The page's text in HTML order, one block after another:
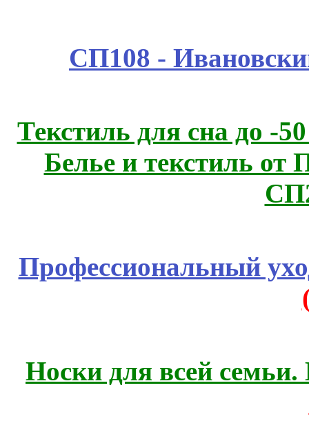
СП108 -
Текстиль для сна до
Белье и текстиль от
Профессиональный
Носки для всей